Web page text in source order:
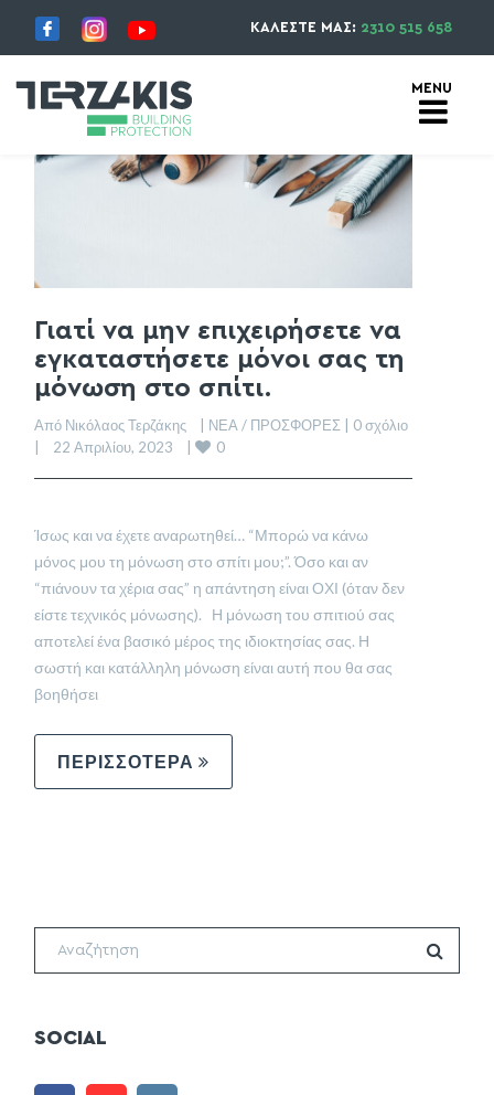
ΚΑΛΕΣΤΕ ΜΑΣ: 2310 515 658
Γιατί να μην επιχειρήσετε να
εγκαταστήσετε μόνοι σας τη
μόνωση στο σπίτι.
Από Νικόλαος Τερζάκης    | ΝΕΑ / ΠΡΟΣΦΟΡΕΣ
0 σχόλιο
|    22 Απριλίου, 2023    |
0
Ίσως και να έχετε αναρωτηθεί… “Μπορώ να κάνω
μόνος μου τη μόνωση στο σπίτι μου;”. Όσο και αν
“πιάνουν τα χέρια σας” η απάντηση είναι ΟΧΙ (όταν δεν
είστε τεχνικός μόνωσης). Η μόνωση του σπιτιού σας
αποτελεί ένα βασικό μέρος της ιδιοκτησίας σας. Η
σωστή και κατάλληλη μόνωση είναι αυτή που θα σας
βοηθήσει
ΠΕΡΙΣΣΟΤΕΡΑ
SOCIAL